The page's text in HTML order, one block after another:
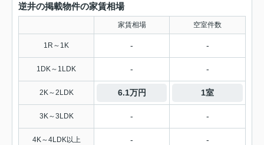
逆井の掲載物件の家賃相場
家賃相場 空室件数
1R～1K - -
1DK～1LDK - -
2K～2LDK 6.1万円 1室
3K～3LDK - -
4K～4LDK以上 - -